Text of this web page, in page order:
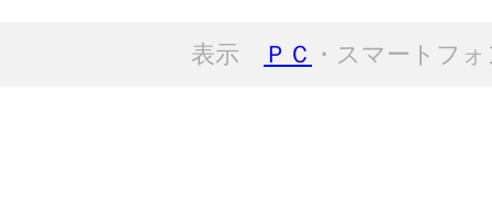
表示 ＰＣ ・スマートフ